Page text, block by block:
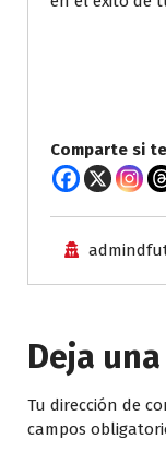
Comparte si
Deja
Tu dirección de
campos